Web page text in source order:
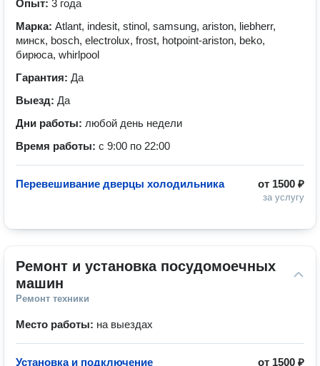
Опыт: 3 года
Марка: Atlant, indesit, stinol, samsung, ariston, liebherr,
минск, bosch, electrolux, frost, hotpoint-ariston, beko,
бирюса, whirlpool
Гарантия: Да
Выезд: Да
Дни работы: любой день недели
Время работы: с 9:00 по 22:00
от 1500 ₽
за услугу
Перевешивание дверцы холодильника
Ремонт и установка посудомоечных
машин
Ремонт техники
Место работы: на выездах
от 1500 ₽
Установка и подключение